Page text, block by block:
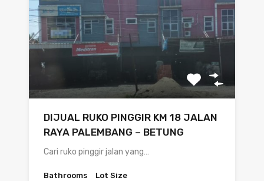
DIJUAL RUKO PINGGIR KM 18 JALAN
RAYA PALEMBANG – BETUNG
Cari ruko pinggir jalan yang…
Bathrooms Lot Size